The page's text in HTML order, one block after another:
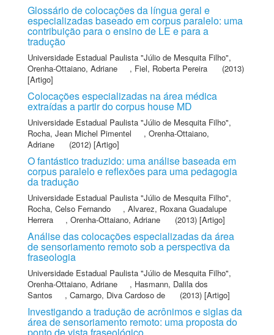
Glossário de colocações da língua geral e
especializadas baseado em corpus paralelo: uma
contribuição para o ensino de LE e para a
tradução
Universidade Estadual Paulista "Júlio de Mesquita Filho",
Orenha-Ottaiano, Adriane
, Fiel, Roberta Pereira
(2013)
[Artigo]
Colocações especializadas na área médica
extraídas a partir do corpus house MD
Universidade Estadual Paulista "Júlio de Mesquita Filho",
Rocha, Jean Michel Pimentel
, Orenha-Ottaiano,
Adriane
(2012) [Artigo]
O fantástico traduzido: uma análise baseada em
corpus paralelo e reflexões para uma pedagogia
da tradução
Universidade Estadual Paulista "Júlio de Mesquita Filho",
Rocha, Celso Fernando
, Alvarez, Roxana Guadalupe
Herrera
, Orenha-Ottaiano, Adriane (2013) [Artigo]
Análise das colocações especializadas da área
de sensoriamento remoto sob a perspectiva da
fraseologia
Universidade Estadual Paulista "Júlio de Mesquita Filho",
Orenha-Ottaiano, Adriane
, Hasmann, Dalila dos
Santos
, Camargo, Diva Cardoso de (2013) [Artigo]
Investigando a tradução de acrônimos e siglas da
área de sensoriamento remoto: uma proposta do